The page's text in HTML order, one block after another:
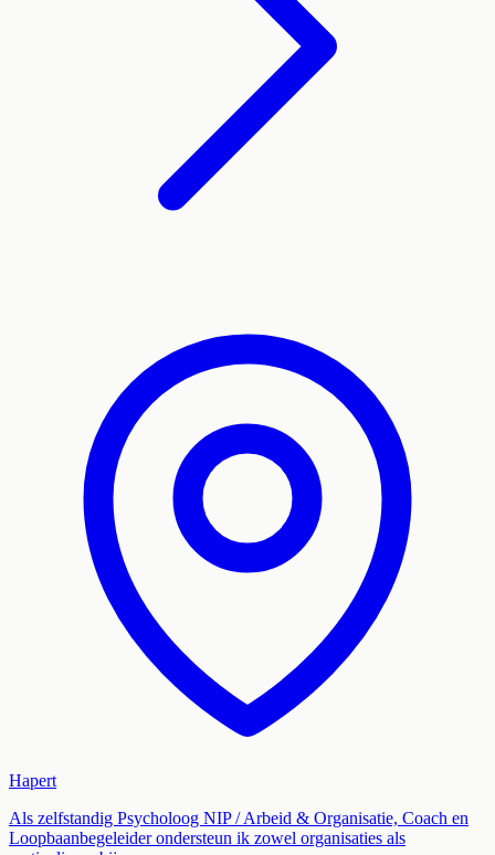
Hapert
Als zelfstandig Psycholoog NIP / Arbeid & Organisatie, Coach en
Loopbaanbegeleider ondersteun ik zowel organisaties als